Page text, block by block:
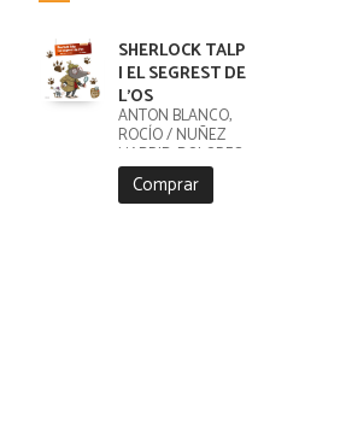
SHERLOCK TALP
I EL SEGREST DE
L'OS
ANTÓN BLANCO,
ROCÍO / NUÑEZ
MADRID, DOLORES
Comprar